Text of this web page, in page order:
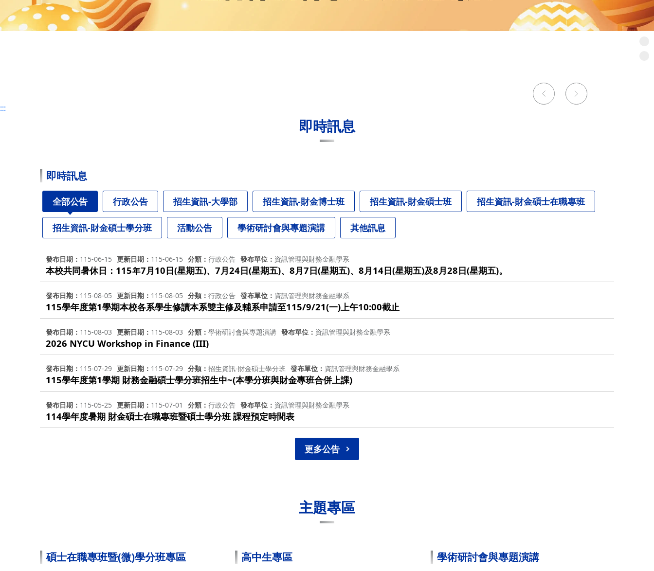
:::
即時訊息
即時訊息
全部公告 行政公告 招生資訊-大學部 招生資訊-財金博士班 招生資訊-財金碩士班 招生資訊-財金碩士在職專班
招生資訊-財金碩士學分班 活動公告 學術研討會與專題演講 其他訊息
發布日期 115-06-15 更新日期 115-06-15 分類 行政公告 發布單位 資訊管理與財務金融學系
本校共同暑休日：115年7月10日(星期五)、7月24日(星期五)、8月7日(星期五)、8月14日(星期五)及8月28日(星期五)。
發布日期 115-08-05 更新日期 115-08-05 分類 行政公告 發布單位 資訊管理與財務金融學系
115學年度第1學期本校各系學生修讀本系雙主修及輔系申請至115/9/21(一)上午10:00截止
發布日期 115-08-03 更新日期 115-08-03 分類 學術研討會與專題演講 發布單位 資訊管理與財務金融學系
2026 NYCU Workshop in Finance (III)
發布日期 115-07-29 更新日期 115-07-29 分類 招生資訊-財金碩士學分班 發布單位 資訊管理與財務金融學系
115學年度第1學期 財務金融碩士學分班招生中~(本學分班與財金專班合併上課)
發布日期 115-05-25 更新日期 115-07-01 分類 行政公告 發布單位 資訊管理與財務金融學系
114學年度暑期 財金碩士在職專班暨碩士學分班 課程預定時間表
更多公告
主題專區
碩士在職專班暨(微)學分班專區 高中生專區 學術研討會與專題演講